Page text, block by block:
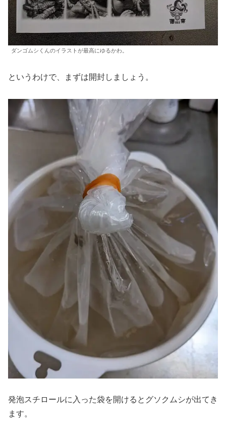
ダンゴムシくんのイラストが最高にゆるかわ。
というわけで、まずは開封しましょう。
発泡スチロールに入った袋を開けるとグソクムシが出てき
ます。